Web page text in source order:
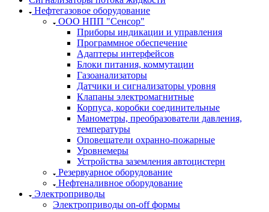
Нефтегазовое оборудование
ООО НПП "Сенсор"
Приборы индикации и управления
Программное обеспечение
Адаптеры интерфейсов
Блоки питания, коммутации
Газоанализаторы
Датчики и сигнализаторы уровня
Клапаны электромагнитные
Корпуса, коробки соединительные
Манометры, преобразователи давления,
температуры
Оповещатели охранно-пожарные
Уровнемеры
Устройства заземления автоцистерн
Резервуарное оборудование
Нефтеналивное оборудование
Электроприводы
Электроприводы on-off формы